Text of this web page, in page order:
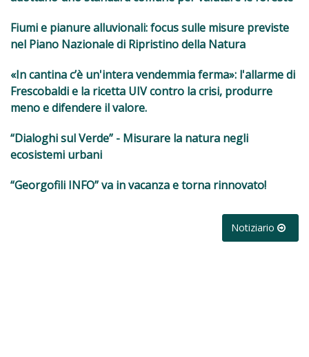
Fiumi e pianure alluvionali: focus sulle misure previste
nel Piano Nazionale di Ripristino della Natura
«In cantina c’è un'intera vendemmia ferma»: l'allarme di
Frescobaldi e la ricetta UIV contro la crisi, produrre
meno e difendere il valore.
“Dialoghi sul Verde” - Misurare la natura negli
ecosistemi urbani
“Georgofili INFO” va in vacanza e torna rinnovato!
Notiziario